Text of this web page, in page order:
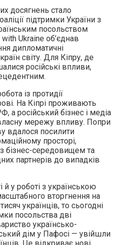
досягнень стало
підтримки України з
посольством
Ukraine об’єднав
дипломатичні
світу. Для Кіпру, де
російські впливи,
із протидії
На Кіпрі проживають
а російський бізнес і медіа
мережу впливу. Попри
вдалося посилити
просторі,
бізнес-середовищем та
партнерів до випадків
й у роботі з українською
вторгнення на
українців, то сьогодні
посольства дві
українсько-
дім у Пафосі — увійшли